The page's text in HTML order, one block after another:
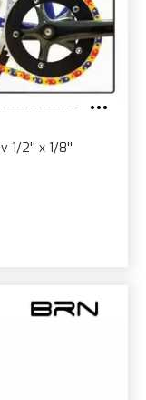
1/2'' x 1/8''